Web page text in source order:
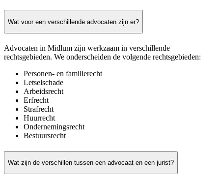
Wat voor een verschillende advocaten zijn er?
Advocaten in Midlum zijn werkzaam in verschillende
rechtsgebieden. We onderscheiden de volgende rechtsgebieden:
Personen- en familierecht
Letselschade
Arbeidsrecht
Erfrecht
Strafrecht
Huurrecht
Ondernemingsrecht
Bestuursrecht
Wat zijn de verschillen tussen een advocaat en een jurist?